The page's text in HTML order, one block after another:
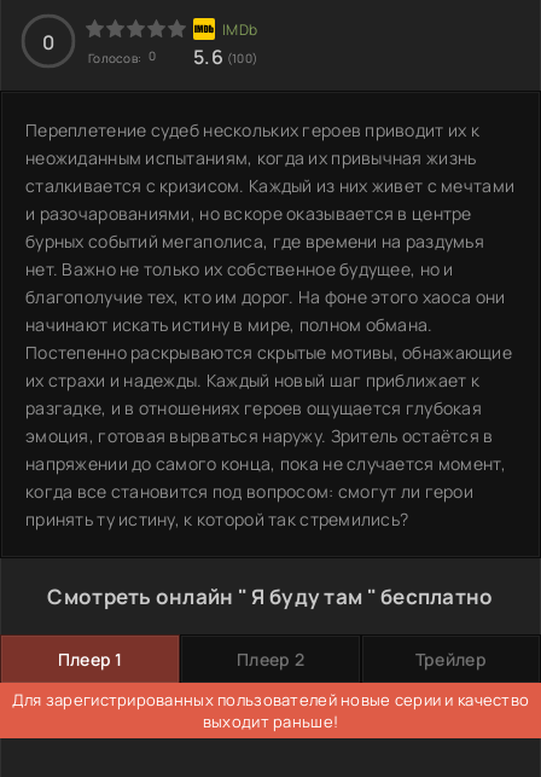
0
Голосов: 0 5.6 (100)
Переплетение судеб нескольких героев приводит их к
неожиданным испытаниям, когда их привычная жизнь
сталкивается с кризисом. Каждый из них живет с мечтами
и разочарованиями, но вскоре оказывается в центре
бурных событий мегаполиса, где времени на раздумья
нет. Важно не только их собственное будущее, но и
благополучие тех, кто им дорог. На фоне этого хаоса они
начинают искать истину в мире, полном обмана.
Постепенно раскрываются скрытые мотивы, обнажающие
их страхи и надежды. Каждый новый шаг приближает к
разгадке, и в отношениях героев ощущается глубокая
эмоция, готовая вырваться наружу. Зритель остаётся в
напряжении до самого конца, пока не случается момент,
когда все становится под вопросом: смогут ли герои
принять ту истину, к которой так стремились?
Смотреть онлайн " Я буду там " бесплатно
Плеер 1 Плеер 2 Трейлер
Для зарегистрированных пользователей новые серии и качество
выходит раньше!